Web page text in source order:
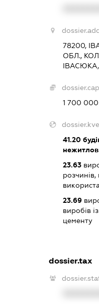
78200,
ОБЛ.,
1 700 000
41.20
23.63
23.69
виробів
цементу
dossier.tax